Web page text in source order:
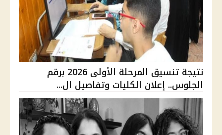
نتيجة تنسيق المرحلة الأولى 2026 برقم
الجلوس.. إعلان الكليات وتفاصيل ال...